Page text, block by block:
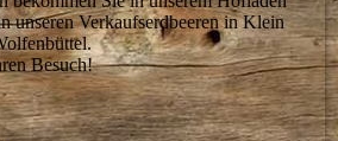
unseren Verkaufserdbeeren in Klein
Besuch!